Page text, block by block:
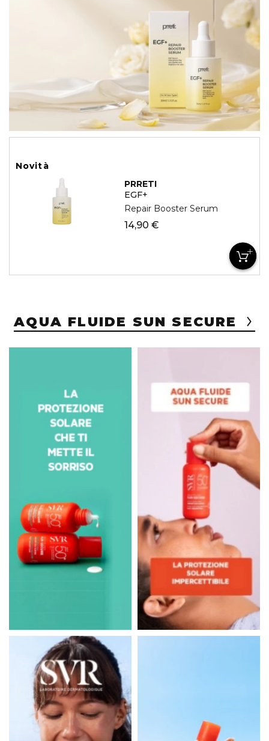
Novità
PRRETI
EGF+
Repair Booster Serum
14,90 €
AQUA FLUIDE SUN SECURE